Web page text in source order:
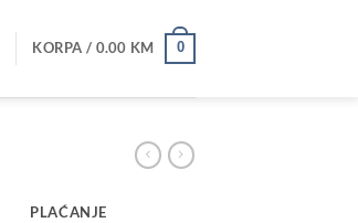
KORPA / 0.00 KM 0
PLAĆANJE